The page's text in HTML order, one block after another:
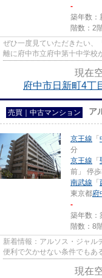
-
築年数：
階数：2
ぜひ一度見ていただきたい、
離に府中市立府中第十中学校
現在
府中市日新町4丁
売買｜中古マンション ア
京王線 「
分
京王線 「
前」 停
南武線 「
東京都府
-
築年数：
階数：8
新着情報：アルソス・ジャル
便利で欠かせない条件でもあ
現在